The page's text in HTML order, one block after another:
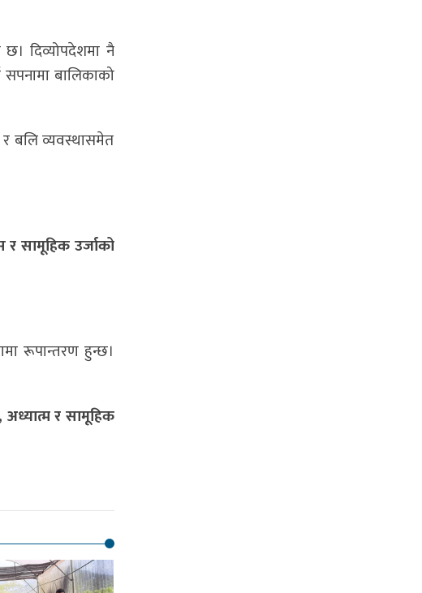
छ। दिव्योपदेशमा नै
बालिकाको
बलि व्यवस्थासमेत
र सामूहिक उर्जाको
रूपान्तरण हुन्छ।
र सामूहिक